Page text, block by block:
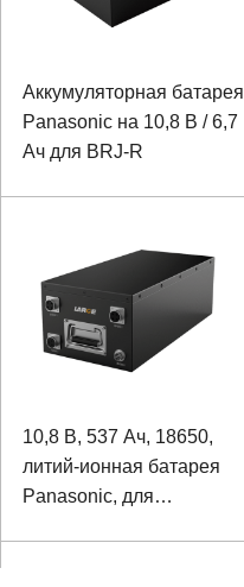
Аккумуляторная батарея
Panasonic на 10,8 В / 6,7
Ач для BRJ-R
10,8 В, 537 Ач, 18650,
литий-ионная батарея
Panasonic, для